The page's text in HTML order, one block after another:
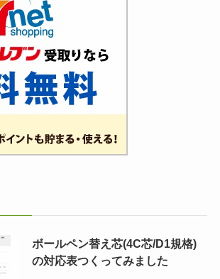
ボールペン替え芯(4C芯/D1規格)
の対応表つくってみました